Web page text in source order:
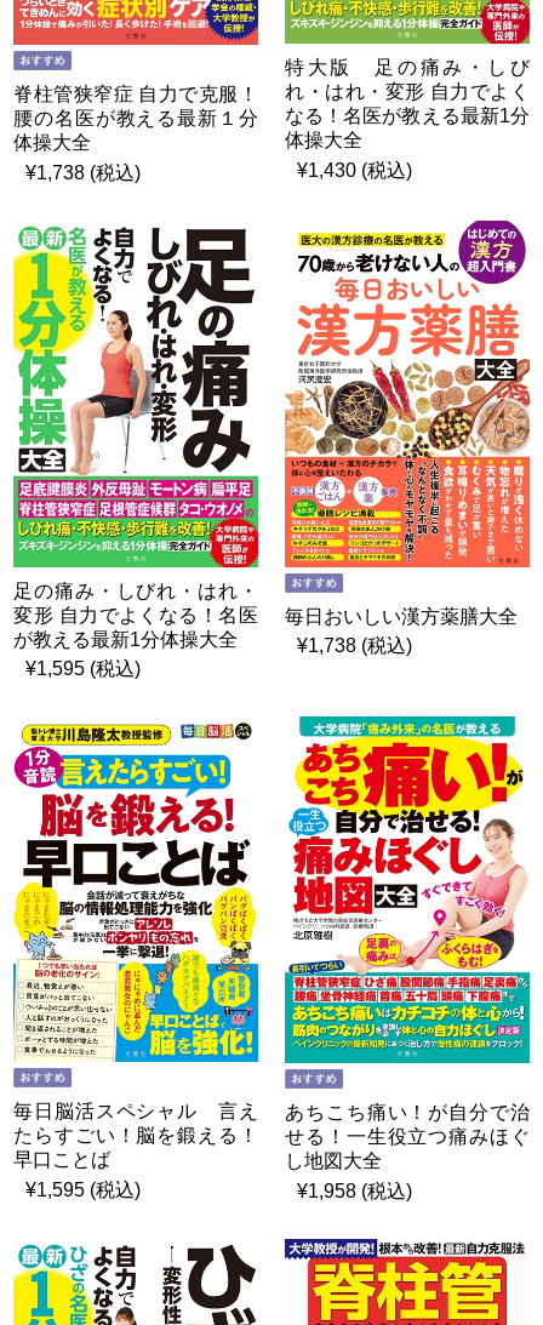
脊柱管狭窄症 自力で克服！
腰の名医が教える最新１分
体操大全
¥1,738 (税込)
特大版 足の痛み・しび
れ・はれ・変形 自力でよく
なる！名医が教える最新1分
体操大全
¥1,430 (税込)
足の痛み・しびれ・はれ・
変形 自力でよくなる！名医
が教える最新1分体操大全
¥1,595 (税込)
毎日おいしい漢方薬膳大全
¥1,738 (税込)
毎日脳活スペシャル 言え
たらすごい！脳を鍛える！
早口ことば
¥1,595 (税込)
あちこち痛い！が自分で治
せる！一生役立つ痛みほぐ
し地図大全
¥1,958 (税込)